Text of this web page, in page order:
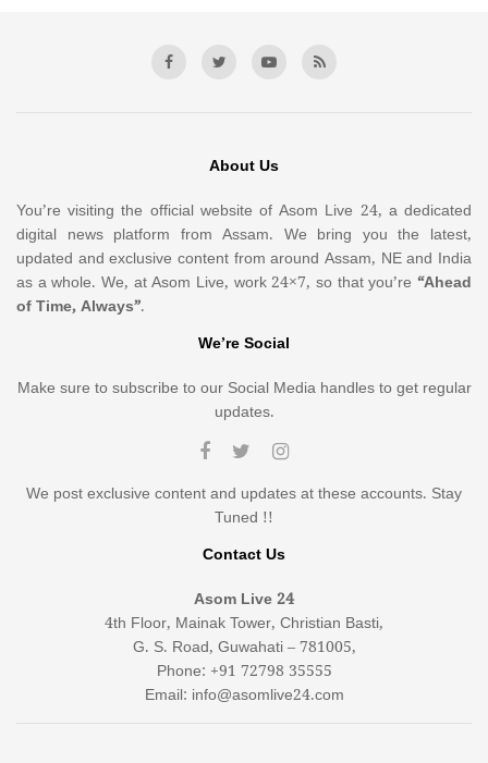
About Us
You’re visiting the official website of Asom Live 24, a dedicated
digital news platform from Assam. We bring you the latest,
updated and exclusive content from around Assam, NE and India
as a whole. We, at Asom Live, work 24×7, so that you’re “Ahead
of Time, Always”.
We’re Social
Make sure to subscribe to our Social Media handles to get regular
updates.
We post exclusive content and updates at these accounts. Stay
Tuned !!
Contact Us
Asom Live 24
4th Floor, Mainak Tower, Christian Basti,
G. S. Road, Guwahati – 781005,
Phone: +91 72798 35555
Email: info@asomlive24.com